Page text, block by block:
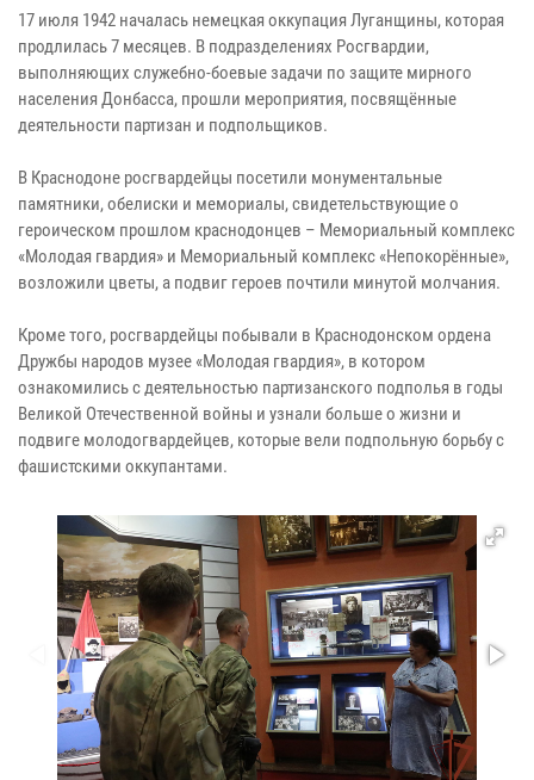
17 июля 1942 началась немецкая оккупация Луганщины, которая
продлилась 7 месяцев. В подразделениях Росгвардии,
выполняющих служебно-боевые задачи по защите мирного
населения Донбасса, прошли мероприятия, посвящённые
деятельности партизан и подпольщиков.
В Краснодоне росгвардейцы посетили монументальные
памятники, обелиски и мемориалы, свидетельствующие о
героическом прошлом краснодонцев – Мемориальный комплекс
«Молодая гвардия» и Мемориальный комплекс «Непокорённые»,
возложили цветы, а подвиг героев почтили минутой молчания.
Кроме того, росгвардейцы побывали в Краснодонском ордена
Дружбы народов музее «Молодая гвардия», в котором
ознакомились с деятельностью партизанского подполья в годы
Великой Отечественной войны и узнали больше о жизни и
подвиге молодогвардейцев, которые вели подпольную борьбу с
фашистскими оккупантами.